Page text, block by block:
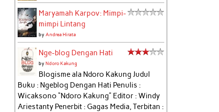
Maryamah Karpov: Mimpi-
mimpi Lintang
byAndrea Hirata
Nge-blog Dengan Hati
byNdoro Kakung
Blogisme ala Ndoro Kakung Judul
Buku : Ngeblog Dengan Hati Penulis :
Wicaksono “Ndoro Kakung” Editor : Windy
Ariestanty Penerbit : Gagas Media, Terbitan :